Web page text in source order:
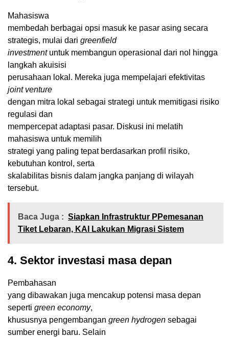
Mahasiswa
membedah berbagai opsi masuk ke pasar asing secara
strategis, mulai dari greenfield
investmentuntuk membangun operasional dari nol hingga
langkah akuisisi
perusahaan lokal. Mereka juga mempelajari efektivitas
joint venture
dengan mitra lokal sebagai strategi untuk memitigasi risiko
regulasi dan
mempercepat adaptasi pasar. Diskusi ini melatih
mahasiswa untuk memilih
strategi yang paling tepat berdasarkan profil risiko,
kebutuhan kontrol, serta
skalabilitas bisnis dalam jangka panjang di wilayah
tersebut.
Baca Juga : Siapkan Infrastruktur PPemesanan
Tiket Lebaran, KAI Lakukan Migrasi Sistem
4. Sektor investasi masa depan
Pembahasan
yang dibawakan juga mencakup potensi masa depan
seperti green economy,
khususnya pengembangan green hydrogen sebagai
sumber energi baru. Selain